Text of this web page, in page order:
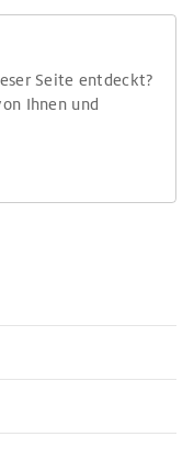
Seite entdeckt?
Ihnen und